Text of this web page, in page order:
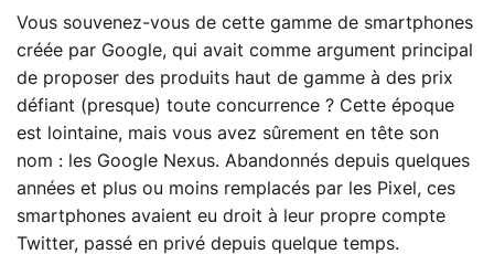
Vous souvenez-vous de cette gamme de smartphones
créée par Google, qui avait comme argument principal
de proposer des produits haut de gamme à des prix
défiant (presque) toute concurrence ? Cette époque
est lointaine, mais vous avez sûrement en tête son
nom : les Google Nexus. Abandonnés depuis quelques
années et plus ou moins remplacés par les Pixel, ces
smartphones avaient eu droit à leur propre compte
Twitter, passé en privé depuis quelque temps.